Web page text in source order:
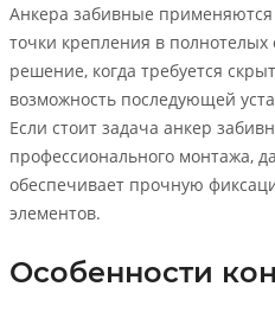
Анкера забивные
точки крепления в
решение, когда требуется
возможность последующей
Если стоит задача анкер
профессионального монтажа,
обеспечивает прочную
элементов.
Особенности